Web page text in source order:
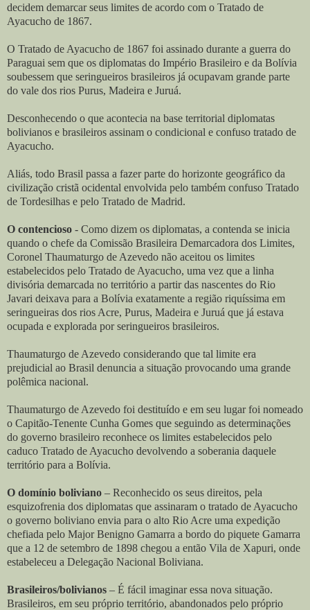
decidem demarcar seus limites de acordo com o Tratado de
Ayacucho de 1867.
O Tratado de Ayacucho de 1867 foi assinado durante a guerra do
Paraguai sem que os diplomatas do Império Brasileiro e da Bolívia
soubessem que seringueiros brasileiros já ocupavam grande parte
do vale dos rios Purus, Madeira e Juruá.
Desconhecendo o que acontecia na base territorial diplomatas
bolivianos e brasileiros assinam o condicional e confuso tratado de
Ayacucho.
Aliás, todo Brasil passa a fazer parte do horizonte geográfico da
civilização cristã ocidental envolvida pelo também confuso Tratado
de Tordesilhas e pelo Tratado de Madrid.
O contencioso - Como dizem os diplomatas, a contenda se inicia
quando o chefe da Comissão Brasileira Demarcadora dos Limites,
Coronel Thaumaturgo de Azevedo não aceitou os limites
estabelecidos pelo Tratado de Ayacucho, uma vez que a linha
divisória demarcada no território a partir das nascentes do Rio
Javari deixava para a Bolívia exatamente a região riquíssima em
seringueiras dos rios Acre, Purus, Madeira e Juruá que já estava
ocupada e explorada por seringueiros brasileiros.
Thaumaturgo de Azevedo considerando que tal limite era
prejudicial ao Brasil denuncia a situação provocando uma grande
polêmica nacional.
Thaumaturgo de Azevedo foi destituído e em seu lugar foi nomeado
o Capitão-Tenente Cunha Gomes que seguindo as determinações
do governo brasileiro reconhece os limites estabelecidos pelo
caduco Tratado de Ayacucho devolvendo a soberania daquele
território para a Bolívia.
O domínio boliviano – Reconhecido os seus direitos, pela
esquizofrenia dos diplomatas que assinaram o tratado de Ayacucho
o governo boliviano envia para o alto Rio Acre uma expedição
chefiada pelo Major Benigno Gamarra a bordo do piquete Gamarra
que a 12 de setembro de 1898 chegou a então Vila de Xapuri, onde
estabeleceu a Delegação Nacional Boliviana.
Brasileiros/bolivianos – É fácil imaginar essa nova situação.
Brasileiros, em seu próprio território, abandonados pelo próprio